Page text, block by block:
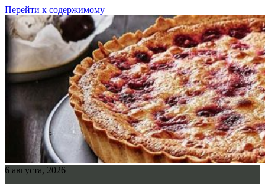
Перейти к содержимому
6 августа, 2026